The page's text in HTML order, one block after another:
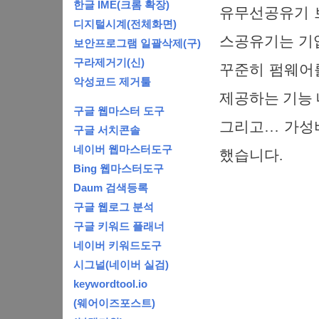
유무선공유기
스공유기는
꾸준히 펌웨어
제공하는 기능
그리고… 가성
했습니다.
한글 IME(크롬 확장)
디지털시계(전체화면)
보안프로그램 일괄삭제(구)
구라제거기(신)
악성코드 제거툴
구글 웹마스터 도구
구글 서치콘솔
네이버 웹마스터도구
Bing 웹마스터도구
Daum 검색등록
구글 웹로그 분석
구글 키워드 플래너
네이버 키워드도구
시그널(네이버 실검)
keywordtool.io
(웨어이즈포스트)